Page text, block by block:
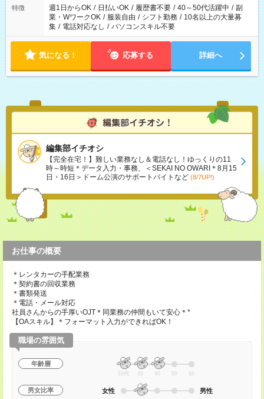
特徴 週1日からOK / 日払いOK / 履歴書不要 / 40～50代活躍中 / 副
業・WワークOK / 服装自由 / シフト勤務 / 10名以上の大量募
集 / 電話対応なし / パソコンスキル不要
気になる！ 応募する 詳細へ
編集部イチオシ
【完全在宅！】難しい業務なし＆電話なし！ゆっくりの11
時～時短＊データ入力・事務、＜SEKAI NO OWARI＊8月15
日・16日＞ドーム公演のサポートバイトなど (8/7UP!)
お仕事の概要
＊レンタカーの手配業務
＊契約書の回収業務
＊書類発送
＊電話・メール対応
社員さんからの手厚いOJT＊同業務の仲間もいて安心＊*
【OAスキル】＊フォーマット入力ができればOK！
職場の雰囲気
年齢層
20代 30 40 50 60
男女比率 女性 男性